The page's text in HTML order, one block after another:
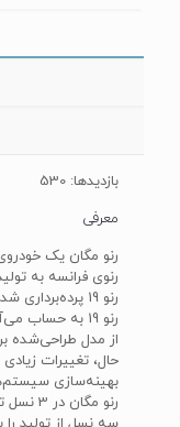
بازدیدها: 530
معرفی
رنوی فرانسه به
رنو 19
رنو 19 به
حال، تغییرات
بهینه‌سازی